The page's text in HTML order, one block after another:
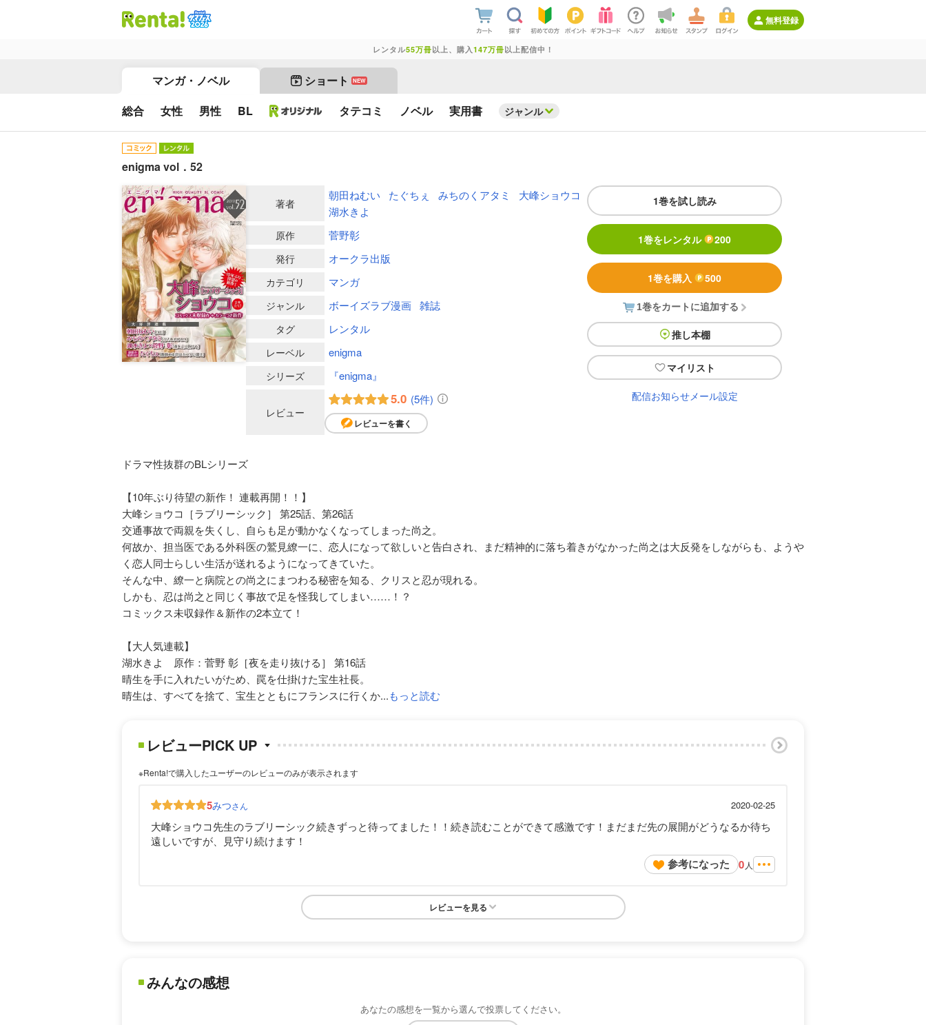
無料登録
レンタル55万冊以上、購入 147万冊以上配信中！
マンガ・ノベル ショート NEW
総合 女性 男性 BL タテコミ ノベル 実用書 ジャンル
enigma vol．52
1巻を試し読み
1巻をレンタル 200
1巻を購入 500
1巻をカートに追加する
推し本棚
マイリスト
配信お知らせメール設定
著者
朝田ねむい たぐちぇ みちのくアタミ
大峰ショウコ
湖水きよ
原作 菅野彰
発行 オークラ出版
カテゴリ マンガ
ジャンル ボーイズラブ漫画 雑誌
タグ レンタル
レーベル enigma
シリーズ 『enigma』
レビュー
5.0 (5件)
レビューを書く
ドラマ性抜群のBLシリーズ
【10年ぶり待望の新作！ 連載再開！！】
大峰ショウコ［ラブリーシック］ 第25話、第26話
交通事故で両親を失くし、自らも足が動かなくなってしまった尚之。
何故か、担当医である外科医の鷲見繚一に、恋人になって欲しいと告白され、まだ精神的に落ち着きがなかった尚之は大反発をしながらも、ようや
く恋人同士らしい生活が送れるようになってきていた。
そんな中、繚一と病院との尚之にまつわる秘密を知る、クリスと忍が現れる。
しかも、忍は尚之と同じく事故で足を怪我してしまい……！？
コミックス未収録作＆新作の2本立て！
【大人気連載】
湖水きよ 原作：菅野 彰［夜を走り抜ける］ 第16話
晴生を手に入れたいがため、罠を仕掛けた宝生社長。
晴生は、すべてを捨て、宝生とともにフランスに行くか...もっと読む
レビューPICK UP
※Renta!で購入したユーザーのレビューのみが表示されます
5みつさん 2020-02-25
大峰ショウコ先生のラブリーシック続きずっと待ってました！！続き読むことができて感激です！まだまだ先の展開がどうなるか待ち
遠しいですが、見守り続けます！
参考になった 0 人
レビューを見る
みんなの感想
あなたの感想を一覧から選んで投票してください。